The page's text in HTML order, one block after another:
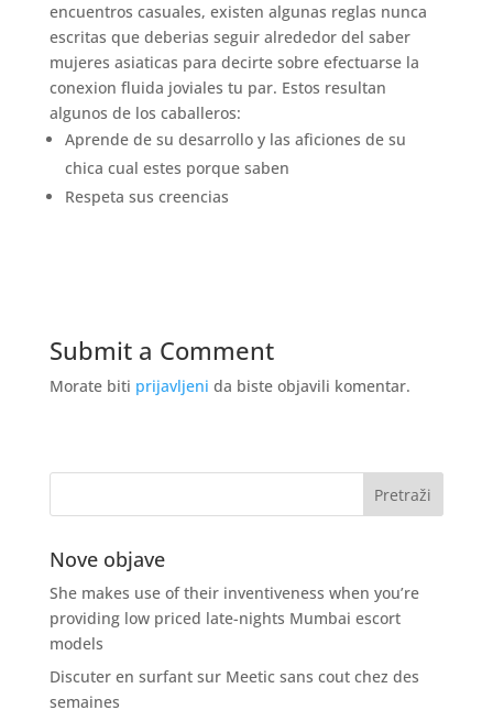
encuentros casuales, existen algunas reglas nunca
escritas que deberias seguir alrededor del saber
mujeres asiaticas para decirte sobre efectuarse la
conexion fluida joviales tu par. Estos resultan
algunos de los caballeros:
Aprende de su desarrollo y las aficiones de su
chica cual estes porque saben
Respeta sus creencias
Submit a Comment
Morate biti prijavljeni da biste objavili komentar.
Nove objave
She makes use of their inventiveness when you’re
providing low priced late-nights Mumbai escort
models
Discuter en surfant sur Meetic sans cout chez des
semaines